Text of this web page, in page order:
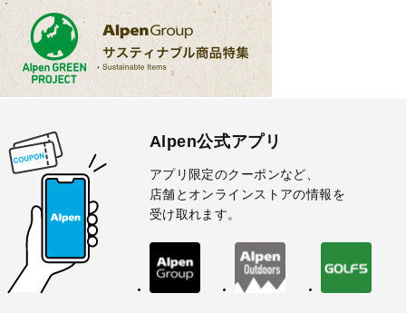
Alpen公式アプリ
アプリ限定のクーポンなど、
店舗とオンラインストアの情報を
受け取れます。